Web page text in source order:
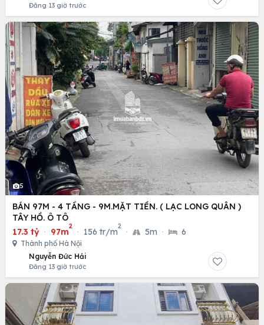
Đăng 13 giờ trước
5
BÁN 97M - 4 TẦNG - 9M.MẶT TIỀN. ( LẠC LONG QUÂN )
TÂY HỒ. Ô TÔ
17.3 tỷ · 97m
2
· 156 tr/m
2
· 5m · 6
Thành phố Hà Nội
Nguyễn Đức Hải
Đăng 13 giờ trước